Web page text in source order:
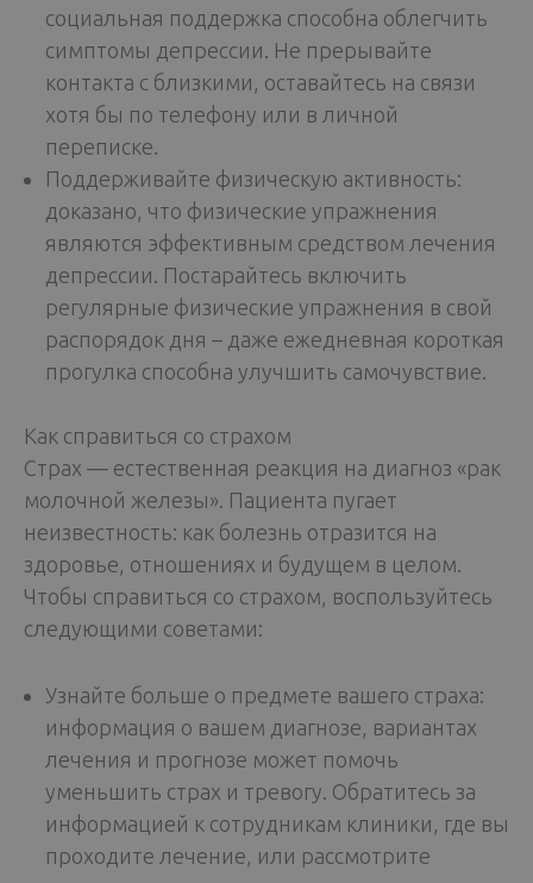
социальная поддержка способна облегчить
симптомы депрессии. Не прерывайте
контакта с близкими, оставайтесь на связи
хотя бы по телефону или в личной
переписке.
Поддерживайте физическую активность:
доказано, что физические упражнения
являются эффективным средством лечения
депрессии. Постарайтесь включить
регулярные физические упражнения в свой
распорядок дня – даже ежедневная короткая
прогулка способна улучшить самочувствие.
Как справиться со страхом
Страх — естественная реакция на диагноз «рак
молочной железы». Пациента пугает
неизвестность: как болезнь отразится на
здоровье, отношениях и будущем в целом.
Чтобы справиться со страхом, воспользуйтесь
следующими советами:
Узнайте больше о предмете вашего страха:
информация о вашем диагнозе, вариантах
лечения и прогнозе может помочь
уменьшить страх и тревогу. Обратитесь за
информацией к сотрудникам клиники, где вы
проходите лечение, или рассмотрите